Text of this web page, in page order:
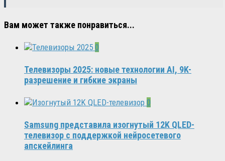
Вам может также понравиться...
0
Телевизоры 2025: новые технологии AI, 9K-
разрешение и гибкие экраны
0
Samsung представила изогнутый 12K QLED-
телевизор с поддержкой нейросетевого
апскейлинга